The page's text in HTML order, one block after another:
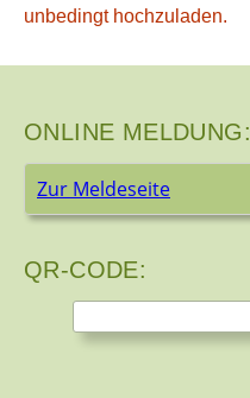
unbedingt hochzuladen.
ONLINE MELDUNG:
Zur Meldeseite
QR-CODE: